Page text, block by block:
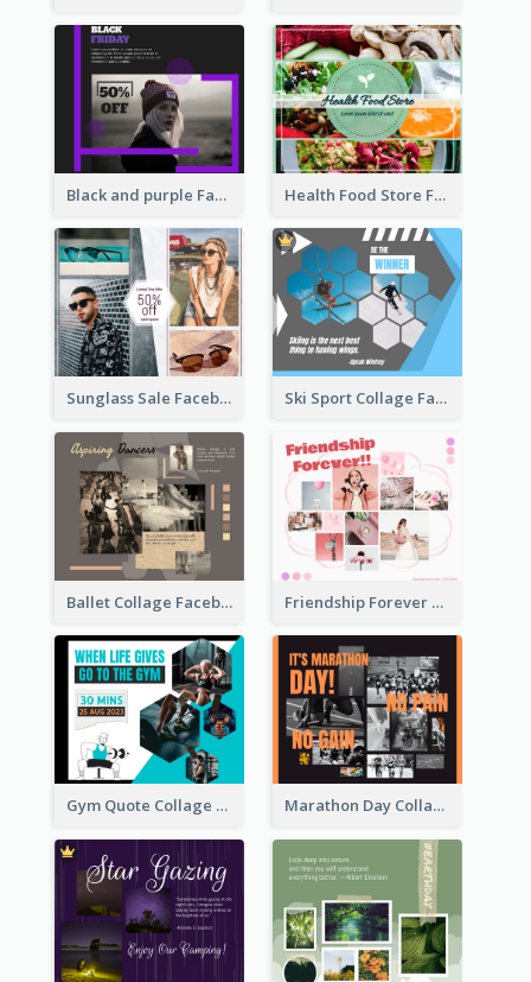
Black and purple Facebook Post Health Food Store Facebook Post
Sunglass Sale Facebook Post Ski Sport Collage Facebook Post
Ballet Collage Facebook Post Friendship Forever Facebook Post
Gym Quote Collage Facebook Post Marathon Day Collage Facebook Post